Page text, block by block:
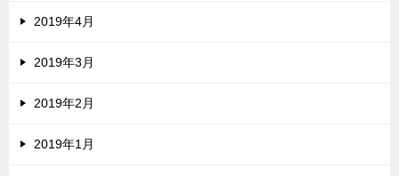
2019年4月
2019年3月
2019年2月
2019年1月